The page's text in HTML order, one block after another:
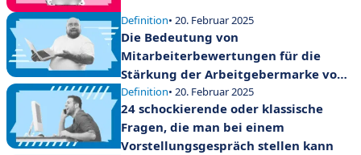
Definition• 20. Februar 2025
Die Bedeutung von
Mitarbeiterbewertungen für die
Stärkung der Arbeitgebermarke von
Unternehmen
Definition• 20. Februar 2025
24 schockierende oder klassische
Fragen, die man bei einem
Vorstellungsgespräch stellen kann